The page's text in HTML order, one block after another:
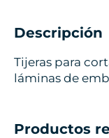
Descripción
Tijeras para
láminas de
Productos